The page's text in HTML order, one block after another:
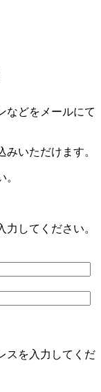
などをメールにて
いただけます。
してください。
スを入力してくだ